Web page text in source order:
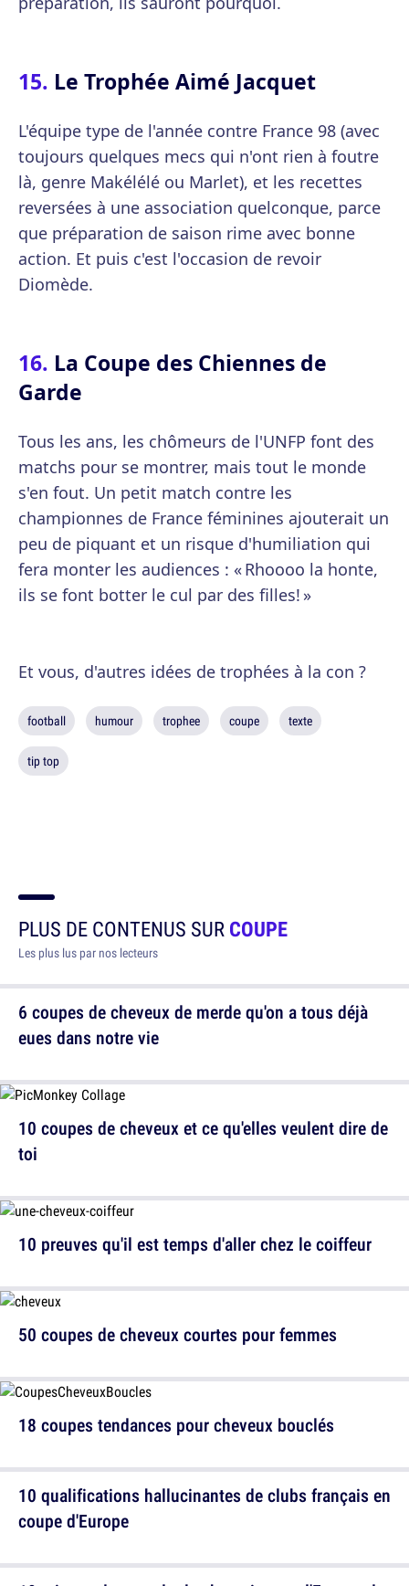
Le Trophée Aimé Jacquet
L'équipe type de l'année contre France 98 (avec
toujours quelques mecs qui n'ont rien à foutre
là, genre Makélélé ou Marlet), et les recettes
reversées à une association quelconque, parce
que préparation de saison rime avec bonne
action. Et puis c'est l'occasion de revoir
Diomède.
La Coupe des Chiennes de
Garde
Tous les ans, les chômeurs de l'UNFP font des
matchs pour se montrer, mais tout le monde
s'en fout. Un petit match contre les
championnes de France féminines ajouterait un
peu de piquant et un risque d'humiliation qui
fera monter les audiences : « Rhoooo la honte,
ils se font botter le cul par des filles! »
Et vous, d'autres idées de trophées à la con ?
football humour trophee coupe texte
tip top
PLUS DE CONTENUS SURCOUPE
Les plus lus par nos lecteurs
6 coupes de cheveux de merde qu'on a tous déjà
eues dans notre vie
10 preuves qu'il est temps d'aller chez le coiffeur
50 coupes de cheveux courtes pour femmes
10 qualifications hallucinantes de clubs français en
coupe d'Europe
10 coupes de cheveux et ce qu'elles veulent dire de
toi
18 coupes tendances pour cheveux bouclés